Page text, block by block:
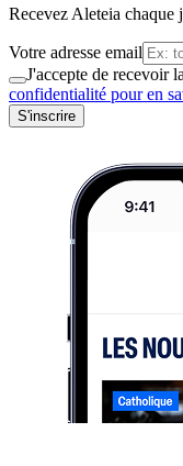
Recevez Aleteia chaque
Votre adresse email
J'accepte de recevoir
confidentialité pour en
S'inscrire